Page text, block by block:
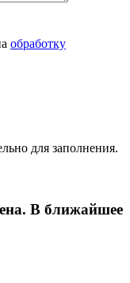
обработку
для заполнения.
В ближайшее